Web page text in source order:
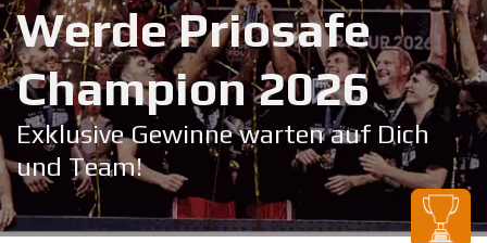
Werde Priosafe
Champion 20​26
Exklusive Gewinne warten auf Dich
und Team!